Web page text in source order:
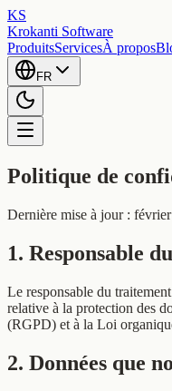
KS
Krokanti Software
ProduitsServicesÀ propos
FR
Politique de
Dernière mise à jour :
1. Responsable
Le responsable du
relative à la protection des
(RGPD) et à la Loi
2. Données que